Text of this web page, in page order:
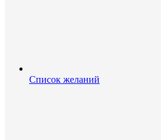
Список желаний